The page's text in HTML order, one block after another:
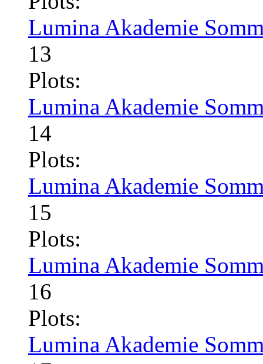
Lumina Akademie
13
Plots:
Lumina Akademie
14
Plots:
Lumina Akademie
15
Plots:
Lumina Akademie
16
Plots:
Lumina Akademie